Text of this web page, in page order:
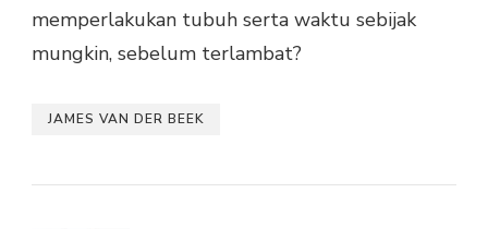
memperlakukan tubuh serta waktu sebijak
mungkin, sebelum terlambat?
JAMES VAN DER BEEK